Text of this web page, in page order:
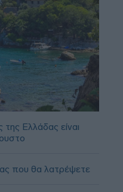
Ελλάδας είναι
που θα λατρέψετε